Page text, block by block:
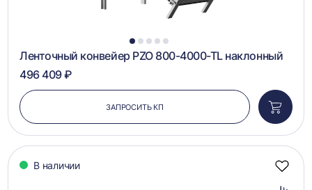
1 2 3 4 5
Ленточный конвейер PZO 800-4000-TL наклонный
496 409 ₽
ЗАПРОСИТЬ КП
в
В наличии